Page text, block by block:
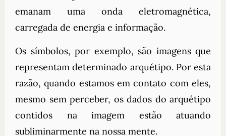
emanam uma onda eletromagnética,
carregada de energia e informação.
Os símbolos, por exemplo, são imagens que
representam determinado arquétipo. Por esta
razão, quando estamos em contato com eles,
mesmo sem perceber, os dados do arquétipo
contidos na imagem estão atuando
subliminarmente na nossa mente.